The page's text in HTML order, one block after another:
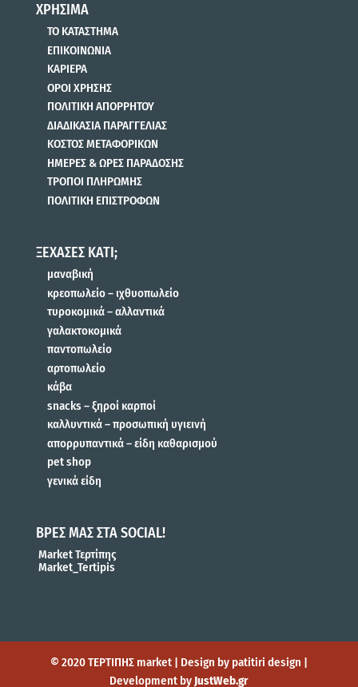
ΧΡΗΣΙΜΑ
ΤΟ ΚΑΤΑΣΤΗΜΑ
ΕΠΙΚΟΙΝΩΝΙΑ
ΚΑΡΙΕΡΑ
ΟΡΟΙ ΧΡΗΣΗΣ
ΠΟΛΙΤΙΚΗ ΑΠΟΡΡΗΤΟΥ
ΔΙΑΔΙΚΑΣΙΑ ΠΑΡΑΓΓΕΛΙΑΣ
ΚΟΣΤΟΣ ΜΕΤΑΦΟΡΙΚΩΝ
ΗΜΕΡΕΣ & ΩΡΕΣ ΠΑΡΑΔΟΣΗΣ
ΤΡΟΠΟΙ ΠΛΗΡΩΜΗΣ
ΠΟΛΙΤΙΚΗ ΕΠΙΣΤΡΟΦΩΝ
ΞΕΧΑΣΕΣ ΚΑΤΙ;
μαναβική
κρεοπωλείο – ιχθυοπωλείο
τυροκομικά – αλλαντικά
γαλακτοκομικά
παντοπωλείο
αρτοπωλείο
κάβα
snacks – ξηροί καρποί
καλλυντικά – προσωπική υγιεινή
απορρυπαντικά – είδη καθαρισμού
pet shop
γενικά είδη
ΒΡΕΣ ΜΑΣ ΣΤΑ SOCIAL!
Market Τερτίπης
Market_Tertipis
© 2020 ΤΕΡΤΙΠΗΣ market | Design by patitiri design |
Development by JustWeb.gr